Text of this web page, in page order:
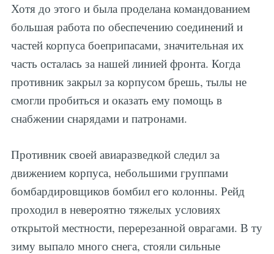
Хотя до этого и была проделана командованием
большая работа по обеспечению соединений и
частей корпуса боеприпасами, значительная их
часть осталась за нашей линией фронта. Когда
противник закрыл за корпусом брешь, тылы не
смогли пробиться и оказать ему помощь в
снабжении снарядами и патронами.
Противник своей авиаразведкой следил за
движением корпуса, небольшими группами
бомбардировщиков бомбил его колонны. Рейд
проходил в невероятно тяжелых условиях
открытой местности, перерезанной оврагами. В ту
зиму выпало много снега, стояли сильные